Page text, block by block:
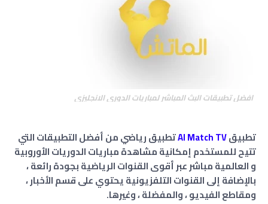
افضل تطبيقات البث المباشر لمباريات الدوري الانجليزي
تطبيقAl Match TVتطبيق رياضي من أفضل التطبيقات التي
تتيح للمستخدم إمكانية مشاهدة مباريات الدوريات الأوروبية
و العالمية مباشر عبر أقوى القنوات الرياضية بجودة رائعة ،
بالإضافة إلى القنوات التلفزيونية يحتوي على قسم الأخبار ،
ومقاطع الفيديو ، والمفضلة ، وغيرها.